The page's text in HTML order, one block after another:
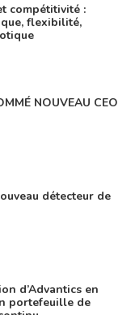
compétitivité :
flexibilité,
NOUVEAU CEO
détecteur de
d’Advantics en
portefeuille de